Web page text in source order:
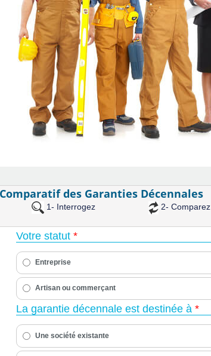
Comparatif des Garanties Décennales
1- Interrogez 2- Comparez
Votre statut *
Entreprise
Artisan ou commerçant
La garantie décennale est destinée à *
Une société existante